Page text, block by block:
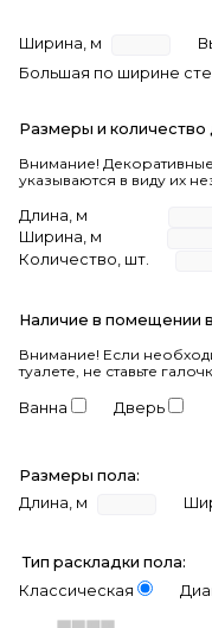
Ширина, м
Большая по ширине
Размеры и
Внимание!
указываются в виду их
Длина, м
Ширина, м
Количество, шт.
Наличие в помещении
Внимание! Если
туалете, не ставьте
Ванна Дверь
Размеры пола:
Длина, м
Тип раскладки пола:
Классическая